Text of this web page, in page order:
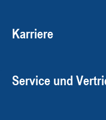
Karriere
Service und